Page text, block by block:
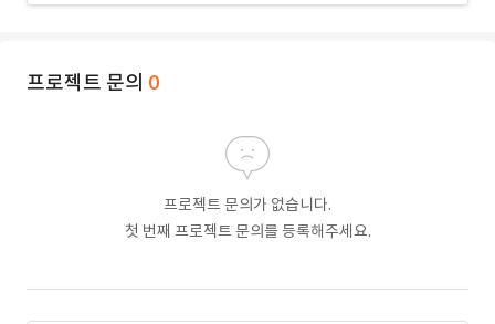
프로젝트 문의 0
프로젝트 문의가 없습니다.
첫 번째 프로젝트 문의를 등록해주세요.